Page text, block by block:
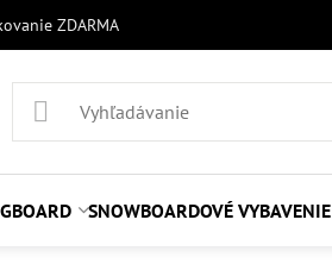
ZDARMA
SNOWBOARDOVÉ VYBAVENIE